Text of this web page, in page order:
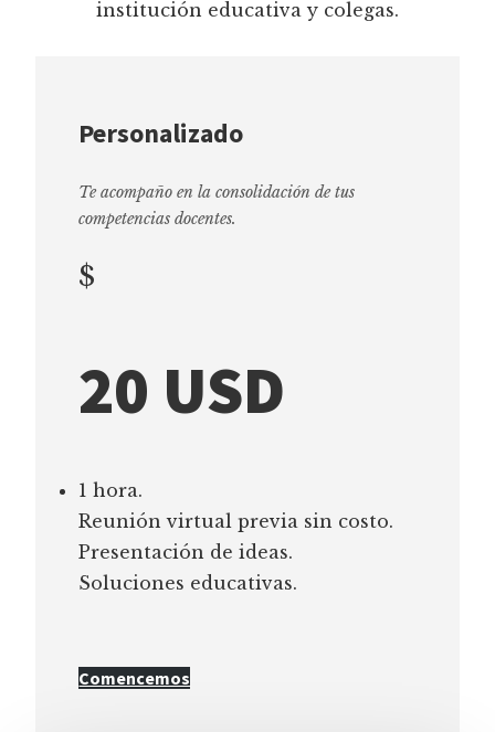
institución educativa y colegas.
Personalizado
Te acompaño en la consolidación de tus
competencias docentes.
$
20 USD
1 hora.
Reunión virtual previa sin costo.
Presentación de ideas.
Soluciones educativas.
Comencemos